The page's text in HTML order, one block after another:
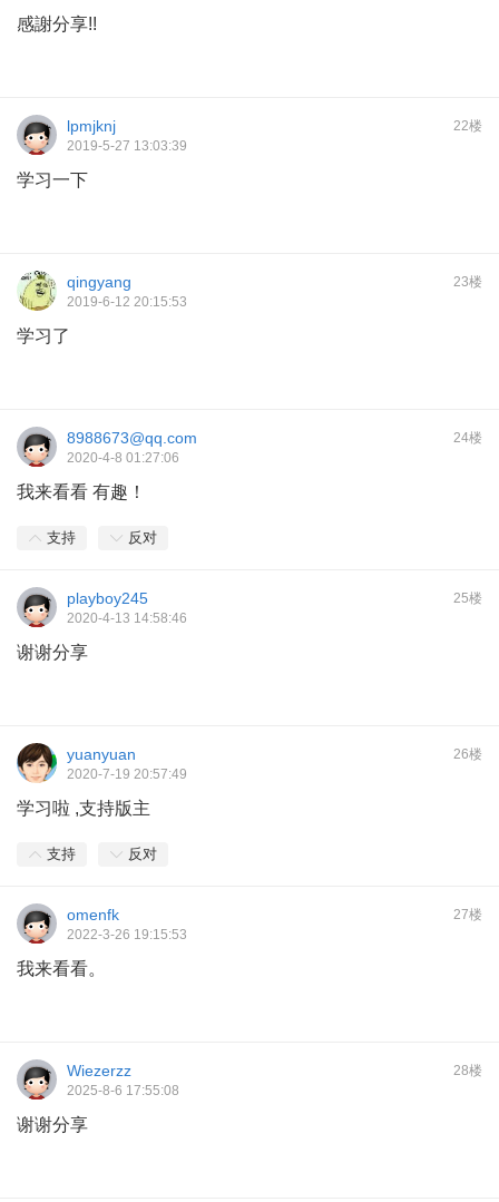
感謝分享!!
22楼
lpmjknj
2019-5-27 13:03:39
学习一下
23楼
qingyang
2019-6-12 20:15:53
学习了
24楼
8988673@qq.com
2020-4-8 01:27:06
我来看看 有趣！
支持 反对
25楼
playboy245
2020-4-13 14:58:46
谢谢分享
26楼
yuanyuan
2020-7-19 20:57:49
学习啦 ,支持版主
支持 反对
27楼
omenfk
2022-3-26 19:15:53
我来看看。
28楼
Wiezerzz
2025-8-6 17:55:08
谢谢分享